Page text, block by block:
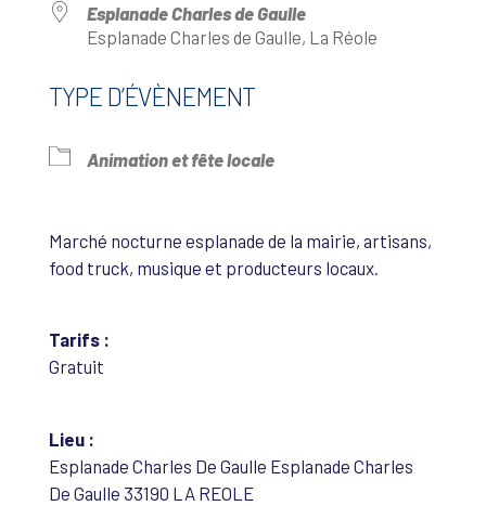
Esplanade Charles de Gaulle
Esplanade Charles de Gaulle, La Réole
TYPE D’ÉVÈNEMENT
Animation et fête locale
Marché nocturne esplanade de la mairie, artisans,
food truck, musique et producteurs locaux.
Tarifs :
Gratuit
Lieu :
Esplanade Charles De Gaulle Esplanade Charles
De Gaulle 33190 LA REOLE